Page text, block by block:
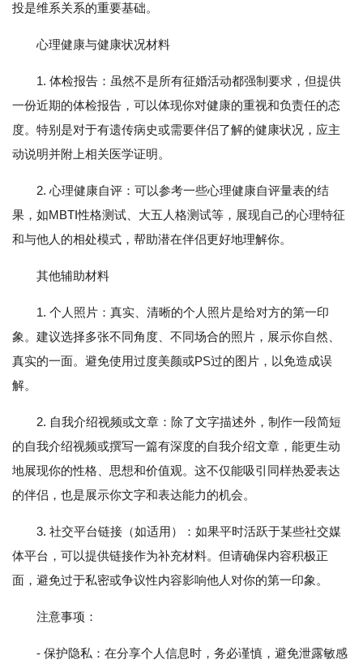
投是维系关系的重要基础。
心理健康与健康状况材料
1. 体检报告：虽然不是所有征婚活动都强制要求，但提供
一份近期的体检报告，可以体现你对健康的重视和负责任的态
度。特别是对于有遗传病史或需要伴侣了解的健康状况，应主
动说明并附上相关医学证明。
2. 心理健康自评：可以参考一些心理健康自评量表的结
果，如MBTI性格测试、大五人格测试等，展现自己的心理特征
和与他人的相处模式，帮助潜在伴侣更好地理解你。
其他辅助材料
1. 个人照片：真实、清晰的个人照片是给对方的第一印
象。建议选择多张不同角度、不同场合的照片，展示你自然、
真实的一面。避免使用过度美颜或PS过的图片，以免造成误
解。
2. 自我介绍视频或文章：除了文字描述外，制作一段简短
的自我介绍视频或撰写一篇有深度的自我介绍文章，能更生动
地展现你的性格、思想和价值观。这不仅能吸引同样热爱表达
的伴侣，也是展示你文字和表达能力的机会。
3. 社交平台链接（如适用）：如果平时活跃于某些社交媒
体平台，可以提供链接作为补充材料。但请确保内容积极正
面，避免过于私密或争议性内容影响他人对你的第一印象。
注意事项：
- 保护隐私：在分享个人信息时，务必谨慎，避免泄露敏感